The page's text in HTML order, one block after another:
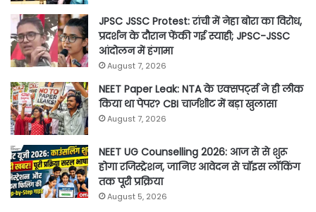
JPSC JSSC Protest: रांची में नेहा बोरा का विरोध,
प्रदर्शन के दौरान फेंकी गई स्याही; JPSC-JSSC
आंदोलन में हंगामा
August 7, 2026
NEET Paper Leak: NTA के एक्सपर्ट्स ने ही लीक
किया था पेपर? CBI चार्जशीट में बड़ा खुलासा
August 7, 2026
NEET UG Counselling 2026: आज से से शुरू
होगा रजिस्ट्रेशन, जानिए आवेदन से चॉइस लॉकिंग
तक पूरी प्रक्रिया
August 5, 2026